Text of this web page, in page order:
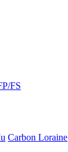
FS
Carbon Loraine